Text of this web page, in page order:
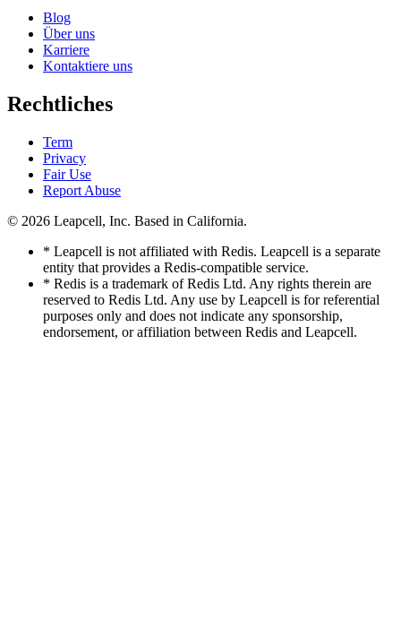
Blog
Über uns
Karriere
Kontaktiere uns
Rechtliches
Term
Privacy
Fair Use
Report Abuse
© 2026 Leapcell, Inc. Based in California.
* Leapcell is not affiliated with Redis. Leapcell is a separate
entity that provides a Redis-compatible service.
* Redis is a trademark of Redis Ltd. Any rights therein are
reserved to Redis Ltd. Any use by Leapcell is for referential
purposes only and does not indicate any sponsorship,
endorsement, or affiliation between Redis and Leapcell.